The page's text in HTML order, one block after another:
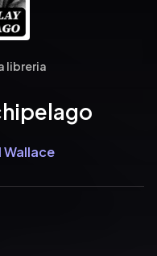
libreria
Wallace